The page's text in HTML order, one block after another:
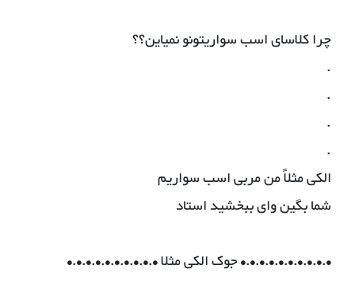
چرا کلاساى اسب سواریتونو نمیاین؟؟
.
.
.
.
الکى مثلاً من مربى اسب سواریم
شما بگین واى ببخشید استاد
•.•.•.•.•.•.•.•.•.• جوک الکی مثلا •.•.•.•.•.•.•.•.•.•